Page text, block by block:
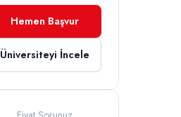
Hemen Başvur
Üniversiteyi İncele